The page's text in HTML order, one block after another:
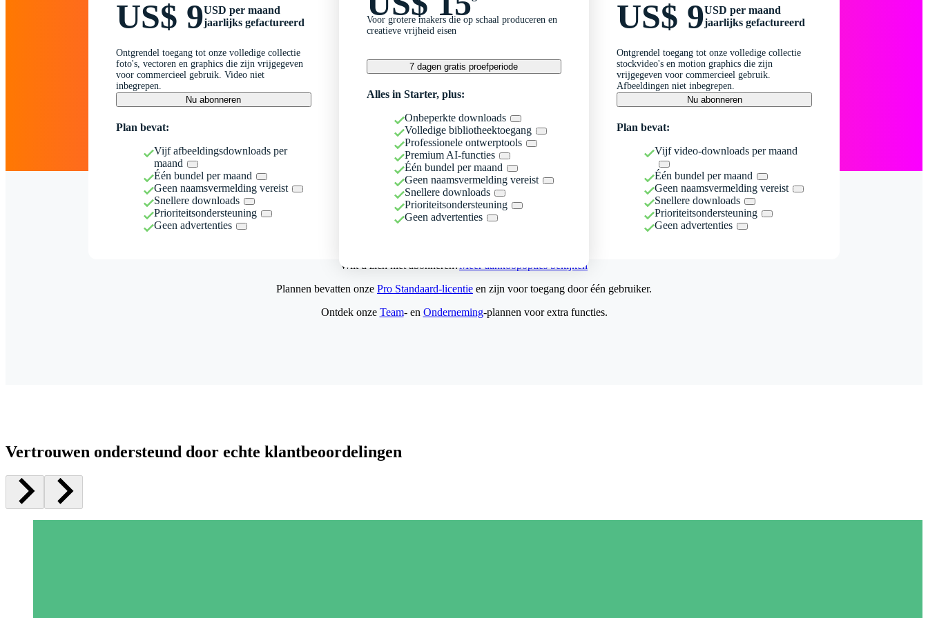
US$ 9USD per maand
jaarlijks gefactureerd
Ontgrendel toegang tot onze volledige collectie
foto's, vectoren en graphics die zijn vrijgegeven
voor commercieel gebruik. Video niet
inbegrepen.
Nu abonneren
Plan bevat:
Vijf afbeeldingsdownloads per
maand
Één bundel per maand
Geen naamsvermelding vereist
Snellere downloads
Prioriteitsondersteuning
Geen advertenties
Voor grotere makers die op schaal produceren en
creatieve vrijheid eisen
7 dagen gratis proefperiode
Alles in Starter, plus:
Onbeperkte downloads
Volledige bibliotheektoegang
Professionele ontwerptools
Premium AI-functies
Één bundel per maand
Geen naamsvermelding vereist
Snellere downloads
Prioriteitsondersteuning
Geen advertenties
US$ 9USD per maand
jaarlijks gefactureerd
Ontgrendel toegang tot onze volledige collectie
stockvideo's en motion graphics die zijn
vrijgegeven voor commercieel gebruik.
Afbeeldingen niet inbegrepen.
Nu abonneren
Plan bevat:
Vijf video-downloads per maand
Één bundel per maand
Geen naamsvermelding vereist
Snellere downloads
Prioriteitsondersteuning
Geen advertenties
Wilt u zich niet abonneren?Meer aankoopopties bekijken
Plannen bevatten onze Pro Standaard-licentie en zijn voor toegang door één gebruiker.
Ontdek onze Team- en Onderneming-plannen voor extra functies.
Vertrouwen ondersteund door echte klantbeoordelingen